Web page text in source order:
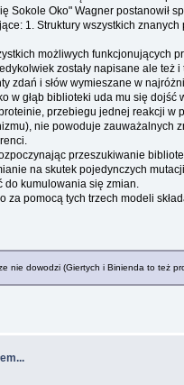
Sokole Oko" Wagner postanowił
1. Struktury wszystkich
możliwych
zostały napisane ale też
zdań i słów wymieszane w
w głąb biblioteki uda mu się
przebiegu jednej reakcji
nie powoduje
przeszukiwanie
na skutek pojedynczych
kumulowania się zmian.
pomocą tych trzech modeli
nie dowodzi (Giertych i Binienda to też